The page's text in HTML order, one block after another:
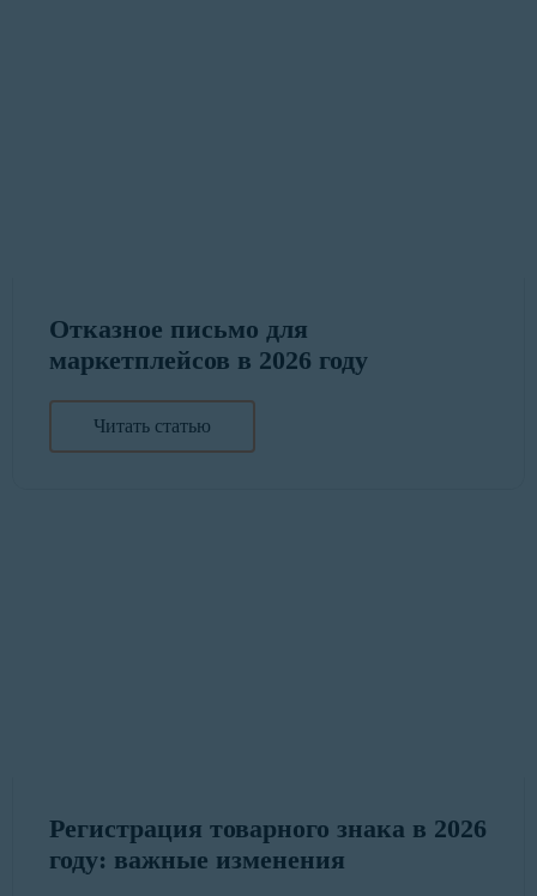
Отказное письмо для
маркетплейсов в 2026 году
Читать статью
Регистрация товарного знака в 2026
году: важные изменения